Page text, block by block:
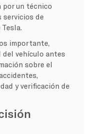
por un técnico
de
importante,
vehículo antes
sobre el
y verificación de